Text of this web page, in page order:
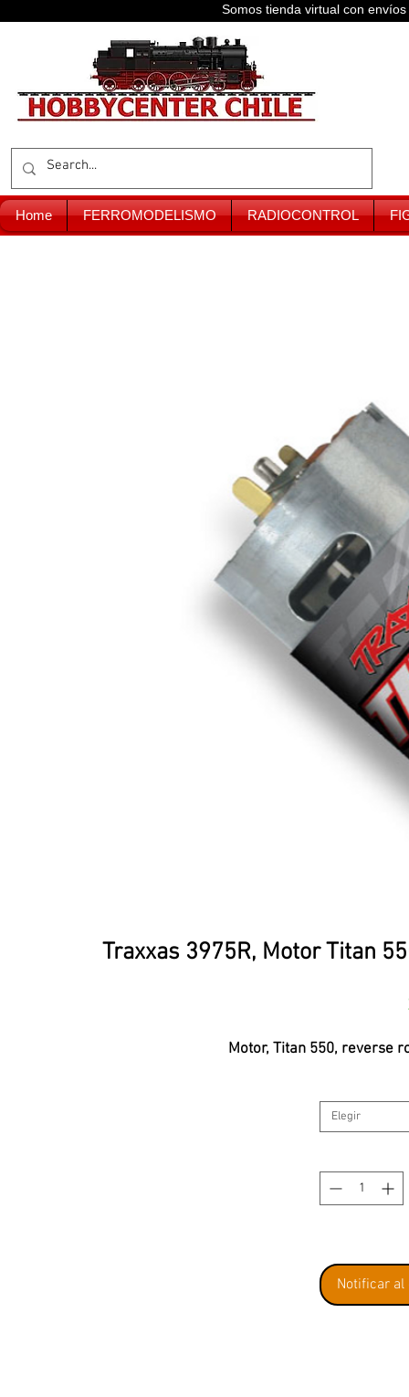
Somos tienda virtual con
Home FERROMODELISMO RADIOCONTROL
Traxxas 3975R, Motor Titan
Motor, Titan 550, reverse
Elegir
Notificar